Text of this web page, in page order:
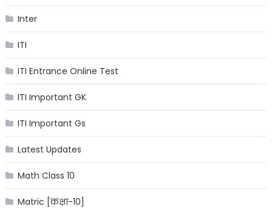
Inter
ITI
ITI Entrance Online Test
ITI Important GK
ITI Important Gs
Latest Updates
Math Class 10
Matric [कक्षा-10]